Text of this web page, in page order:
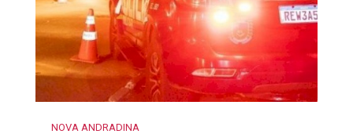
NOVA ANDRADINA